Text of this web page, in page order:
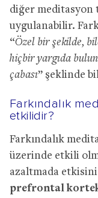
diğer
uygulanabilir.
“Özel bir şekilde,
hiçbir yargıda
çabası” şeklinde
Farkındalık
etkilidir?
Farkındalık
üzerinde etkili
azaltmada
prefrontal